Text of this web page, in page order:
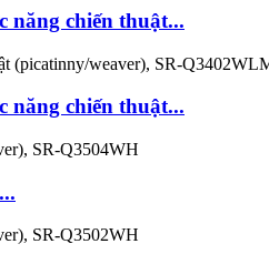
năng chiến thuật...
năng chiến thuật...